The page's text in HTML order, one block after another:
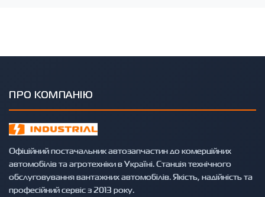
ПРО КОМПАНІЮ
Офіційний постачальник автозапчастин до комерційних
автомобілів та агротехніки в Україні. Станція технічного
обслуговування вантажних автомобілів. Якість, надійність та
професійний сервіс з 2013 року.